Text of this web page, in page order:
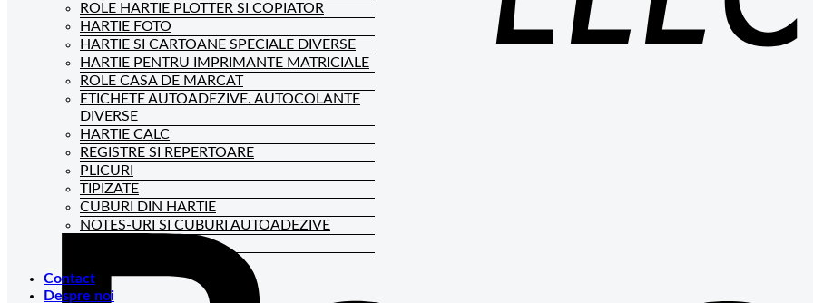
ROLE HARTIE PLOTTER SI COPIATOR
HARTIE FOTO
HARTIE SI CARTOANE SPECIALE DIVERSE
HARTIE PENTRU IMPRIMANTE MATRICIALE
ROLE CASA DE MARCAT
ETICHETE AUTOADEZIVE. AUTOCOLANTE
DIVERSE
HARTIE CALC
REGISTRE SI REPERTOARE
PLICURI
TIPIZATE
CUBURI DIN HARTIE
NOTES-URI SI CUBURI AUTOADEZIVE
Contact
Despre noi